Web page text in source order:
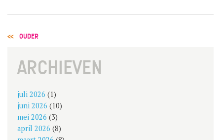
POSTS
NAVIGATION
OUDER
ARCHIEVEN
juli 2026 (1)
juni 2026 (10)
mei 2026 (3)
april 2026 (8)